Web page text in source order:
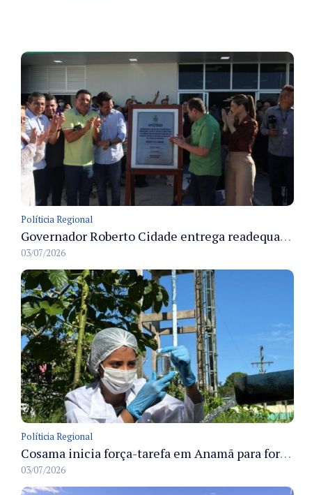
Políticia Regional
Governador Roberto Cidade entrega readequação do ambulatório da FCecon e amplia capacidade de atendimento oncológico em Manaus
03/07/2026
Políticia Regional
Cosama inicia força-tarefa em Anamã para fortalecer abastecimento de água e segurança hídrica da população
03/07/2026